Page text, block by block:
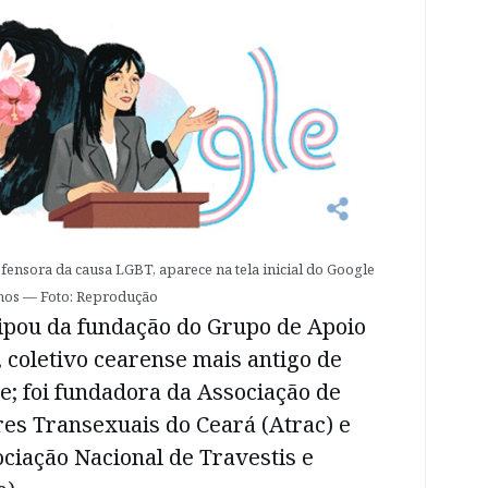
da causa LGBT, aparece na tela inicial do Google
— Foto: Reprodução
da fundação do Grupo de Apoio
coletivo cearense mais antigo de
foi fundadora da Associação de
Transexuais do Ceará (Atrac) e
Nacional de Travestis e